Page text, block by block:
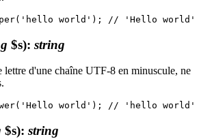
$s): string
lettre d'une chaîne UTF-8 en minuscule, ne
$s): string